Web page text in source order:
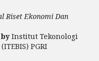
Riset Ekonomi Dan
Institut Tekonologi
PGRI